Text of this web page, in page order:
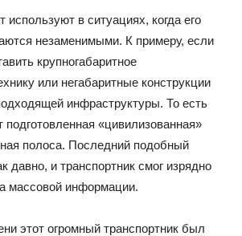
используют в ситуациях, когда его
незаменимыми. К примеру, если
крупногабаритное
или негабаритные конструкции
инфраструктуры. То есть
подготовленная «цивилизованная»
полоса. Последний подобный
давно, и транспортник смог изрядно
массовой информации.
этот огромный транспортник был